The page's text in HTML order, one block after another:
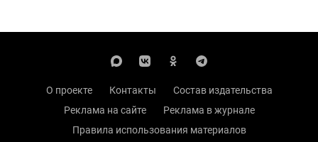
О проекте Контакты
Состав издательства
Реклама на сайте
Реклама в журнале
Правила использования материалов